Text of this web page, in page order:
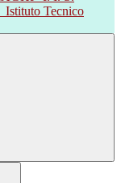
Istituto Tecnico